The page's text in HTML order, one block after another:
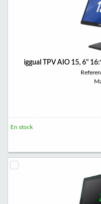
iggual TPV AIO 15, 6"
En stock